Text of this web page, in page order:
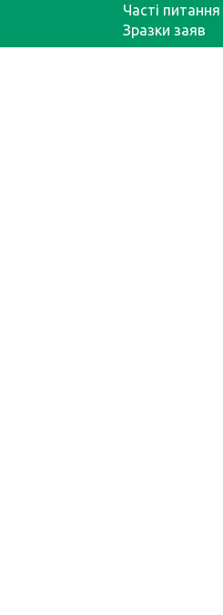
Часті питання
Зразки заяв